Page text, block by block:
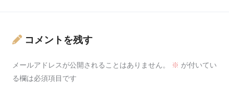
コメントを残す
メールアドレスが公開されることはありません。 ※ が付いてい
る欄は必須項目です